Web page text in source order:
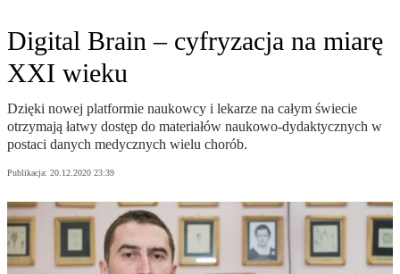
Digital Brain – cyfryzacja na miarę
XXI wieku
Dzięki nowej platformie naukowcy i lekarze na całym świecie
otrzymają łatwy dostęp do materiałów naukowo-dydaktycznych w
postaci danych medycznych wielu chorób.
Publikacja: 20.12.2020 23:39